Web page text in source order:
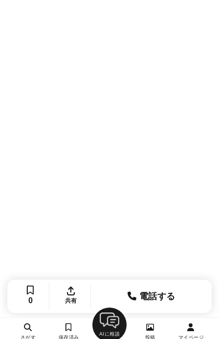
0 共有 電話する
さがす 保存済み
AIに相談
投稿 マイページ